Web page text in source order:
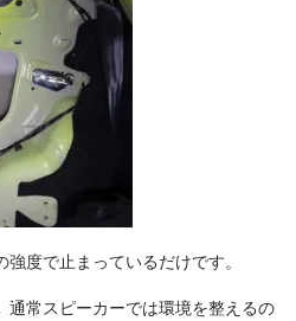
度で止まっているだけです。
通常スピーカーでは環境を整えるの